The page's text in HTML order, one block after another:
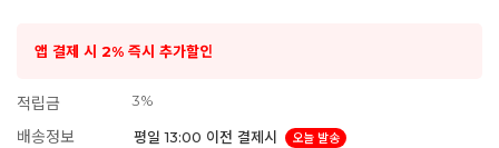
앱 결제 시 2% 즉시 추가할인
적립금 3%
배송정보 평일 13:00 이전 결제시
오늘 발송